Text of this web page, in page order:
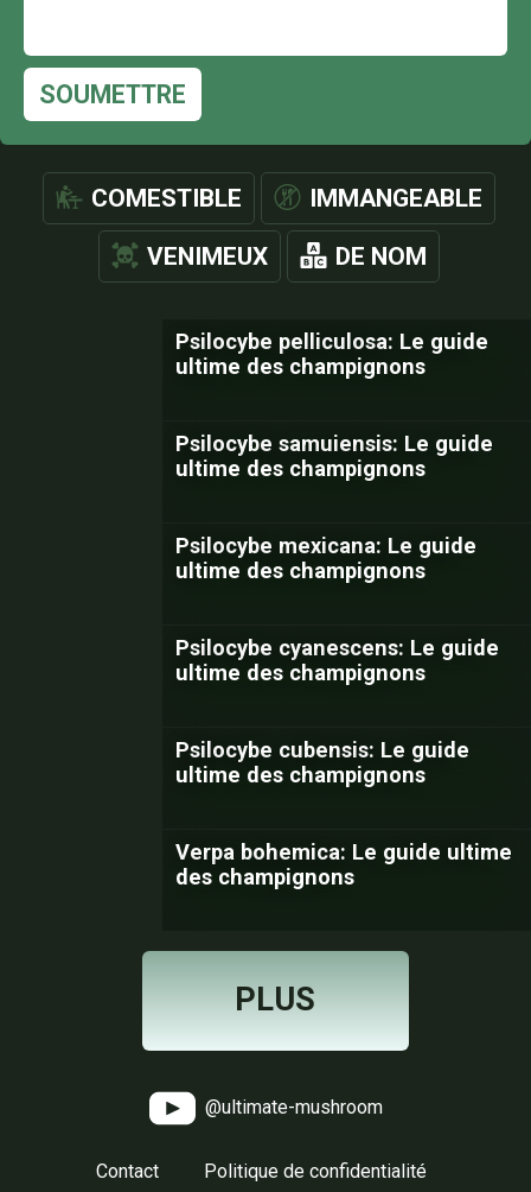
SOUMETTRE
COMESTIBLE IMMANGEABLE
VENIMEUX DE NOM
Psilocybe pelliculosa: Le guide
ultime des champignons
Psilocybe samuiensis: Le guide
ultime des champignons
Psilocybe mexicana: Le guide
ultime des champignons
Psilocybe cyanescens: Le guide
ultime des champignons
Psilocybe cubensis: Le guide
ultime des champignons
Verpa bohemica: Le guide ultime
des champignons
PLUS
@ultimate-mushroom
Contact Politique de confidentialité